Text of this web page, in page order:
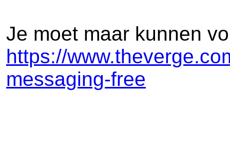
Je moet maar kunnen
https://
messaging-free